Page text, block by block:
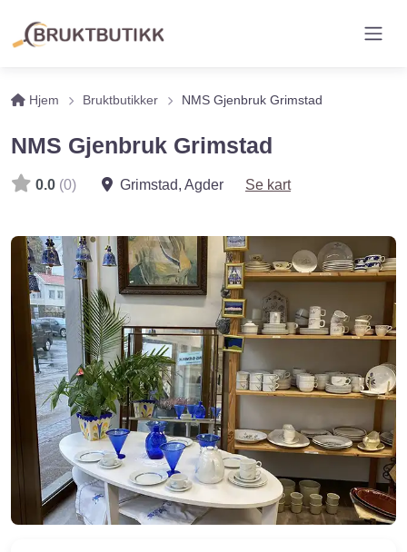
Hjem Bruktbutikker NMS Gjenbruk Grimstad
NMS Gjenbruk Grimstad
0.0 (0) Grimstad, Agder Se kart